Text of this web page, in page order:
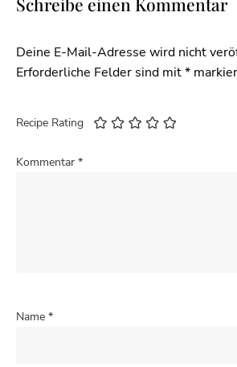
Deine E-Mail-Adresse wird nicht
Erforderliche Felder sind mit*
Recipe Rating
Kommentar *
Name *